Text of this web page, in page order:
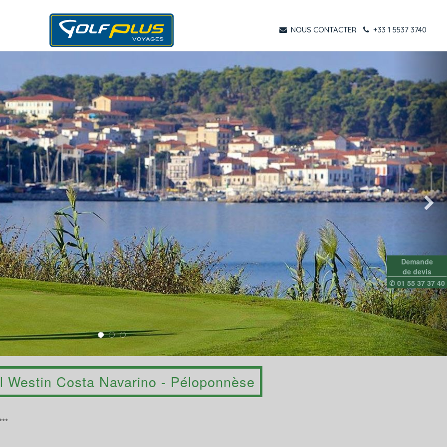
NOUS CONTACTER +33 1 5537 3740
Suivant
Demande
de devis
✆ 01 55 37 37 40
Westin Costa Navarino - Péloponnèse